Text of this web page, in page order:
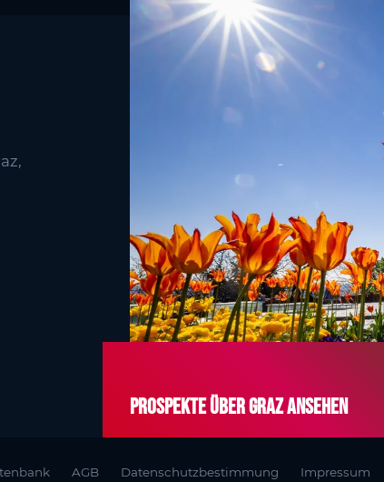
Prospekte über Graz ansehen
AGB Datenschutzbestimmung Impressum